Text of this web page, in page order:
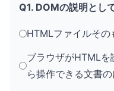
Q1. DOMの説明とし
HTMLファイルその
ブラウザがHTML
ら操作できる文書